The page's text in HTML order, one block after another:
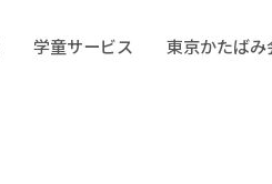
学童サービス 東京かたばみ